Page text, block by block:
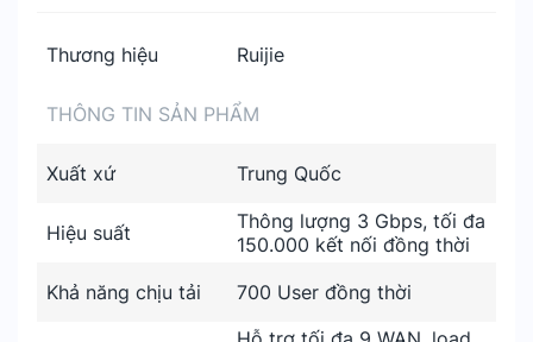
Thương hiệu Ruijie
THÔNG TIN SẢN PHẨM
Xuất xứ Trung Quốc
Hiệu suất
Thông lượng 3 Gbps, tối đa
150.000 kết nối đồng thời
Khả năng chịu tải
700 User đồng thời